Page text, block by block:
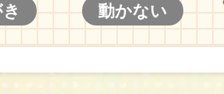
動かない